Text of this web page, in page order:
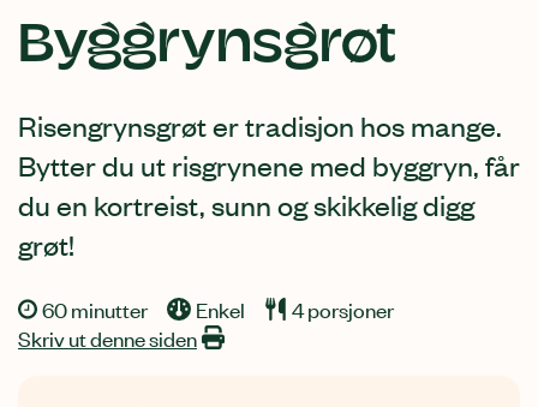
Byggrynsgrøt
Risengrynsgrøt er tradisjon hos mange.
Bytter du ut risgrynene med byggryn, får
du en kortreist, sunn og skikkelig digg
grøt!
60 minutter Enkel
4 porsjoner
Skriv ut denne siden